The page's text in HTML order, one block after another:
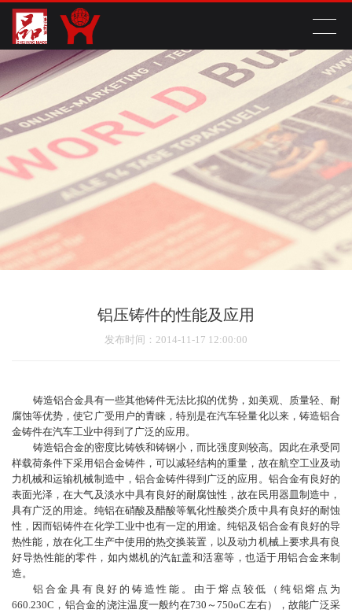
铝压铸件的性能及应用
发布时间 ：2014-11-17 12:00:00
铸造铝合金具有一些其他铸件无法比拟的优势，如美观、质量轻、耐
腐蚀等优势，使它广受用户的青睐，特别是在汽车轻量化以来，铸造铝合
金铸件在汽车工业中得到了广泛的应用。
铸造铝合金的密度比铸铁和铸钢小，而比强度则较高。因此在承受同
样载荷条件下采用铝合金铸件，可以减轻结构的重量，故在航空工业及动
力机械和运输机械制造中，铝合金铸件得到广泛的应用。铝合金有良好的
表面光泽，在大气及淡水中具有良好的耐腐蚀性，故在民用器皿制造中，
具有广泛的用途。纯铝在硝酸及醋酸等氧化性酸类介质中具有良好的耐蚀
性，因而铝铸件在化学工业中也有一定的用途。纯铝及铝合金有良好的导
热性能，放在化工生产中使用的热交换装置，以及动力机械上要求具有良
好导热性能的零件，如内燃机的汽缸盖和活塞等，也适于用铝合金来制
造。
铝合金具有良好的铸造性能。由于熔点较低（纯铝熔点为
660.230C，铝合金的浇注温度一般约在730～750oC左右），故能广泛采